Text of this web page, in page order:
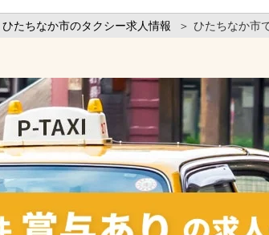
ひたちなか市のタクシー求人情報 ＞ ひたちなか市